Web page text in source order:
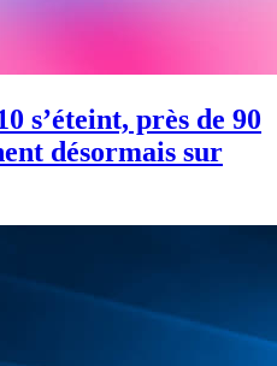
s’éteint, près de 90
désormais sur